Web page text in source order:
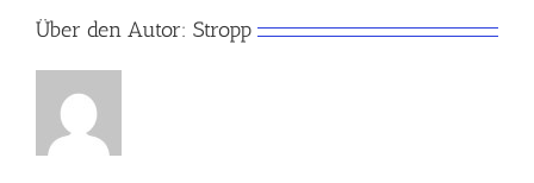
Über den Autor: Stropp